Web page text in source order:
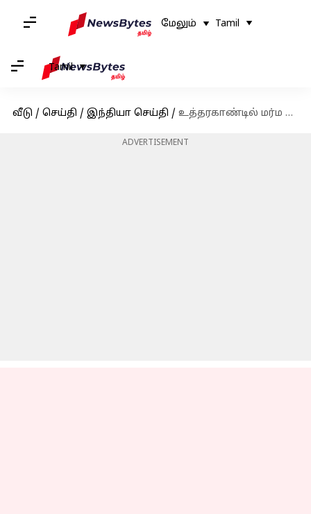
மேலும் Tamil
Tamil
வீடு / செய்தி / இந்தியா செய்தி / உத்தரகாண்டில் மர்ம காய்ச்சலுக்கு 10 பேர் பலி!
ADVERTISEMENT